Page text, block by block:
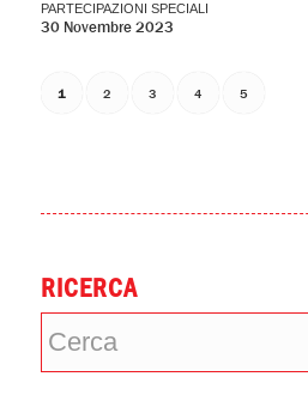
PARTECIPAZIONI SPECIALI
30 Novembre 2023
1 2 3 4 5
RICERCA